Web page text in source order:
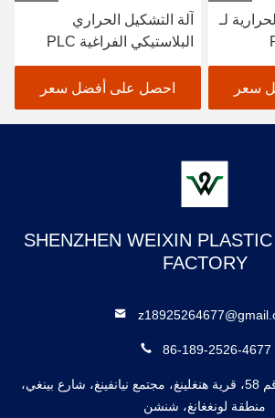
لـ
سعر
آلة التشكيل الحراري
البلاستيكي الفراغية PLC
للمواد القابلة للتحلل أعلى
عمق التشكيل 180mm
احصل على أفضل سعر
SHENZHEN WEIXIN
FACTORY
86-189-2526-4677
101، المبنى 1، رقم 58، قرية هنغلينغ، مجتمع نيانفينغ، شارع بينغي،
منطقة لونغغانغ، شنشن